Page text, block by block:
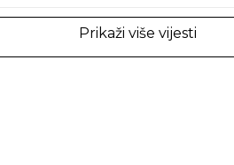
Prikaži više vijesti